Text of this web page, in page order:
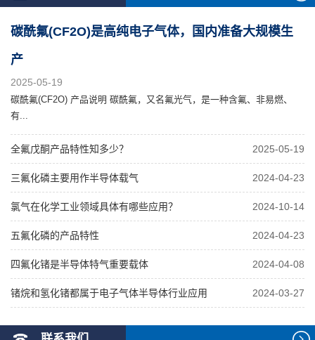
碳酰氟(CF2O)是高纯电子气体，国内准备大规模生
产
2025-05-19
碳酰氟(CF2O) 产品说明 碳酰氟，又名氟光气，是一种含氟、非易燃、
有...
全氟戊酮产品特性知多少？ 2025-05-19
三氟化磷主要用作半导体载气 2024-04-23
氯气在化学工业领域具体有哪些应用？ 2024-10-14
五氟化磷的产品特性 2024-04-23
四氟化锗是半导体特气重要载体 2024-04-08
锗烷和氢化锗都属于电子气体半导体行业应用 2024-03-27